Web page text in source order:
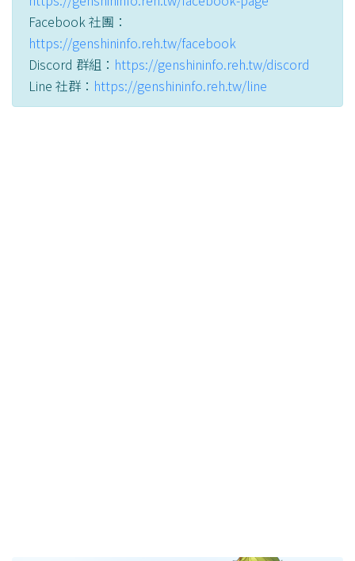
Facebook 社團：
https://genshininfo.reh.tw/facebook
Discord 群組： https://genshininfo.reh.tw/discord
Line 社群： https://genshininfo.reh.tw/line